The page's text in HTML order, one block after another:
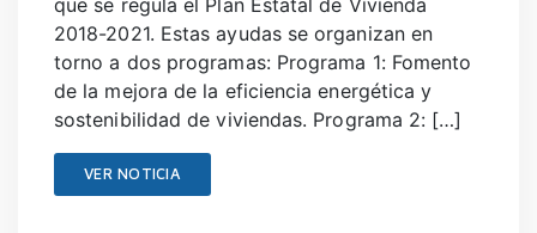
INFORMACIÓN
EMPLEO
que se regula el Plan Estatal de Vivienda
2018-2021. Estas ayudas se organizan en
torno a dos programas: Programa 1: Fomento
de la mejora de la eficiencia energética y
sostenibilidad de viviendas. Programa 2: […]
VER NOTICIA